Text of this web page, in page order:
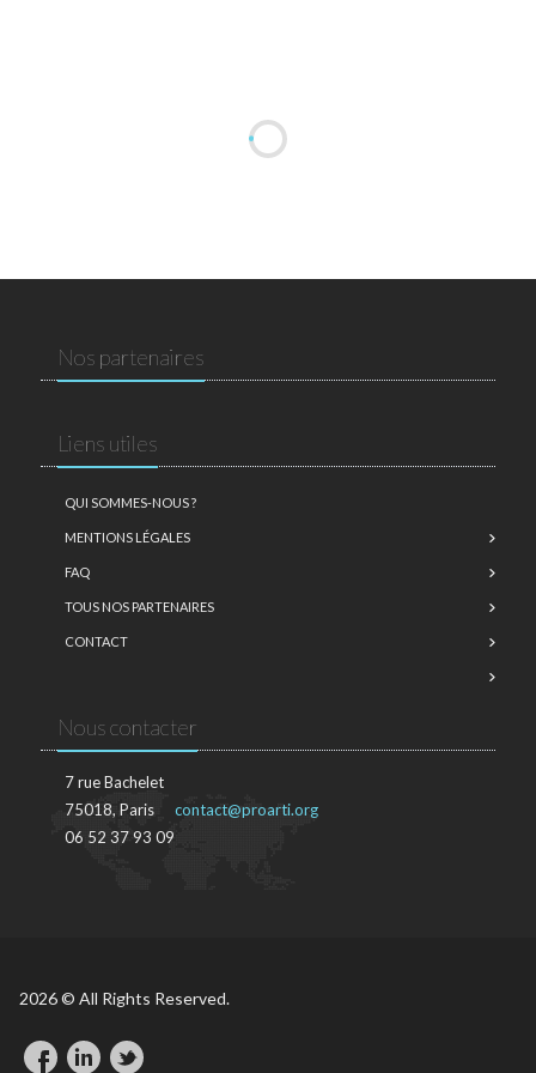
Nos partenaires
Liens utiles
QUI SOMMES-NOUS ?
MENTIONS LÉGALES
FAQ
TOUS NOS PARTENAIRES
CONTACT
Nous contacter
7 rue Bachelet
75018, Paris
06 52 37 93 09
contact@proarti.org
2026 © All Rights Reserved.